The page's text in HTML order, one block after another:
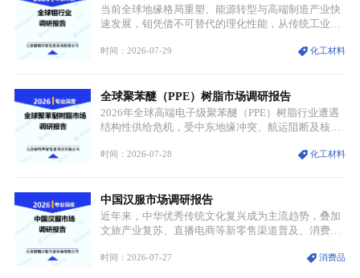
大独立增长体系。
当前全球地缘格局重塑、能源转型与高端制造产业快
速发展，钼凭借不可替代的理化性能，从传统工业金
需格局重构、价值体系重估的新阶段。钼是典型难熔
贯穿传统工业、高端制造、军工、新能源等多个核心
产业，成为现代工业体系中不可或缺的基础材料。
时间：2026-07-29 化工材料
全球聚苯醚（PPE）树脂市场调研报告
2026年全球高端电子级聚苯醚（PPE）树脂行业遭遇
结构性供给危机，受中东地缘冲突、航运阻断及核心
停产，行业长期维持寡头垄断的供应链格局彻底瓦
价无市”的供给真空，并沿高频覆铜板、PCB电路板向
AI服务器、5G基站等高端电子终端持续传导，全产业
链生产、成本、交付均承受巨大压力。
时间：2026-07-28 化工材料
中国汉服市场调研报告
近年来，中华优秀传统文化复兴成为主流趋势，叠加
文旅产业复苏、直播电商等新零售渠道普及、消费群
服不再局限于传统节日、古风活动等小众场景，逐步
时间：2026-07-27 消费品